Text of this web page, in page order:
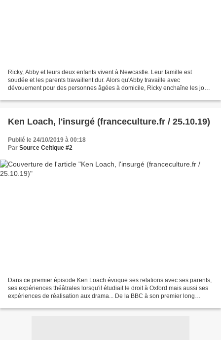
Ricky, Abby et leurs deux enfants vivent à Newcastle. Leur famille est
soudée et les parents travaillent dur. Alors qu'Abby travaille avec
dévouement pour des personnes âgées à domicile, Ricky enchaîne les jobs
Ken Loach, l'insurgé (franceculture.fr / 25.10.19)
Publié le 24/10/2019 à 00:18
Par Source Celtique #2
Dans ce premier épisode Ken Loach évoque ses relations avec ses parents,
ses expériences théâtrales lorsqu'il étudiait le droit à Oxford mais aussi ses
expériences de réalisation aux drama... De la BBC à son premier long